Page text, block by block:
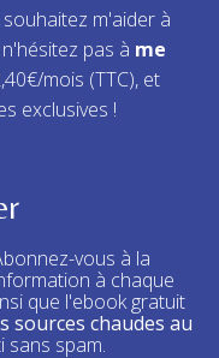
m'aider à
pas à me
mois (TTC), et
exclusives !
vous à la
à chaque
que l'ebook gratuit
sources chaudes au
sans spam.